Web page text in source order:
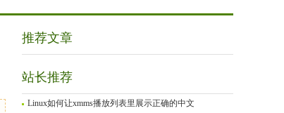
推荐文章
站长推荐
Linux如何让xmms播放列表里展示正确的中文